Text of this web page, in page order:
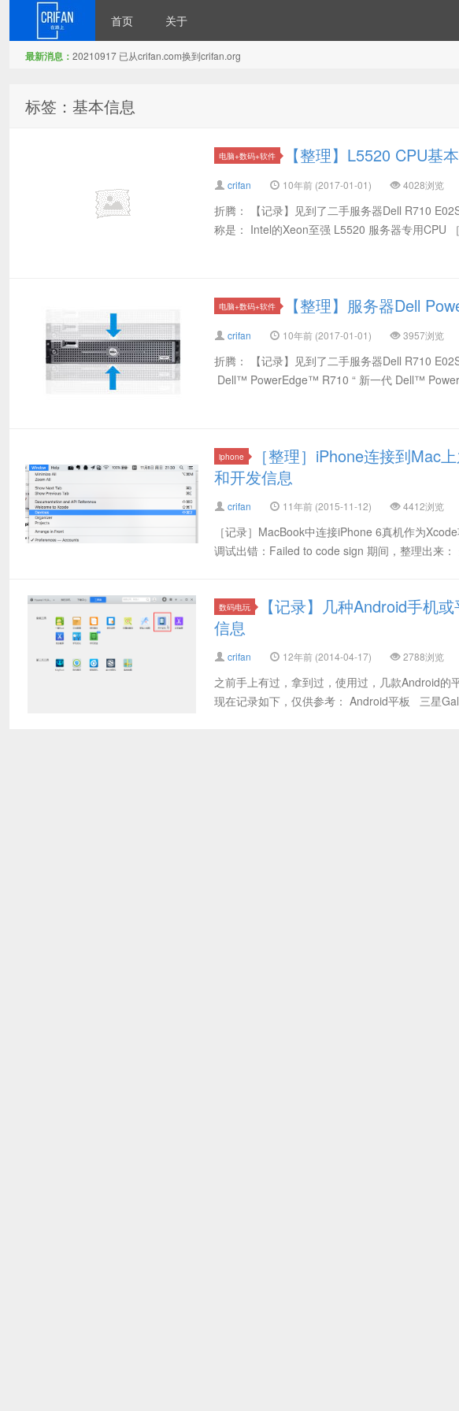
首页 关于
最新消息： 20210917 已从crifan.com换到crifan.org
标签：基本信息
电脑+数码+软件 【整理】L5520 CPU基
crifan 10年前 (2017-01-01) 4028浏览
折腾： 【记录】见到了二手服务器Dell R710
称是： Intel的Xeon至强 L5520 服务器专用CPU
电脑+数码+软件 【整理】服务器Dell
crifan 10年前 (2017-01-01) 3957浏览
折腾： 【记录】见到了二手服务器Dell R710
Dell™ PowerEdge™ R710 “ 新一代 Dell™
iphone
［整理］iPhone连接到Mac
和开发信息
crifan 11年前 (2015-11-12) 4412浏览
［记录］MacBook中连接iPhone 6真机作为
调试出错：Failed to code sign 期间，整理出来
数码电玩
【记录】几种Android手机
信息
crifan 12年前 (2014-04-17) 2788浏览
之前手上有过，拿到过，使用过，几款Android的
现在记录如下，仅供参考： Android平板 三星